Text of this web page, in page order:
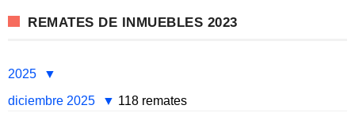
REMATES DE INMUEBLES 2023
2025
diciembre 2025
118 remates